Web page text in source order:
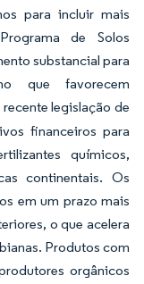
para incluir mais
de Solos
substancial para
que favorecem
recente legislação de
financeiros para
químicos,
continentais. Os
em um prazo mais
o que acelera
Produtos com
orgânicos